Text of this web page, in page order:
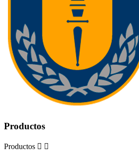
Productos
Productos  